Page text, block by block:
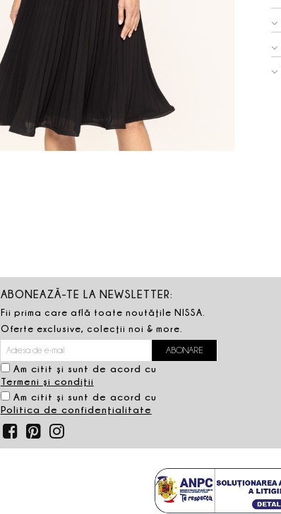
ABONEAZĂ-TE LA NEWSLETTER:
Fii prima care află toate noutăţile NISSA.
Oferte exclusive, colecţii noi & more.
Am citit şi sunt de acord cu
Termeni şi condiţii
Am citit şi sunt de acord cu
Politica de confidenţialitate